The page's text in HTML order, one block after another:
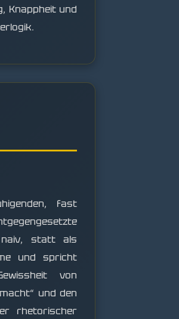
Knappheit und
fast
naiv, statt als
und spricht
von
und den
rhetorischer